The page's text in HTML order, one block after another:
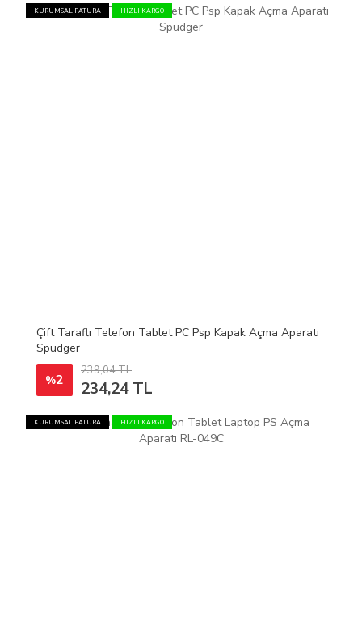
KURUMSAL FATURA HIZLI KARGO
Çift Taraflı Telefon Tablet PC Psp Kapak Açma Aparatı
Spudger
%2
239,04 TL
234,24 TL
KURUMSAL FATURA HIZLI KARGO